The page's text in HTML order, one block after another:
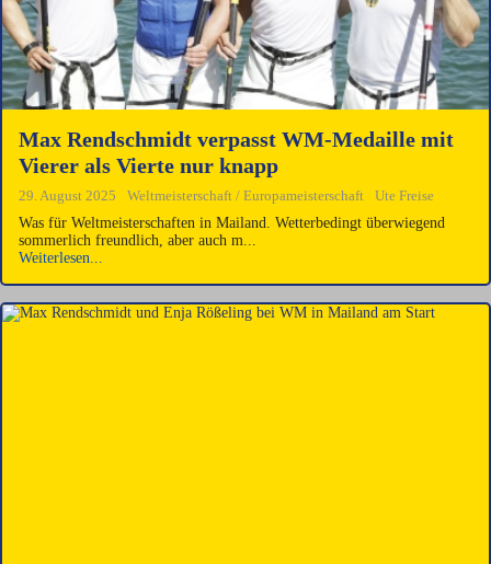
Max Rendschmidt verpasst WM-Medaille mit
Vierer als Vierte nur knapp
29. August 2025 Weltmeisterschaft / Europameisterschaft
Ute Freise
Was für Weltmeisterschaften in Mailand. Wetterbedingt überwiegend
sommerlich freundlich, aber auch m...
Weiterlesen...